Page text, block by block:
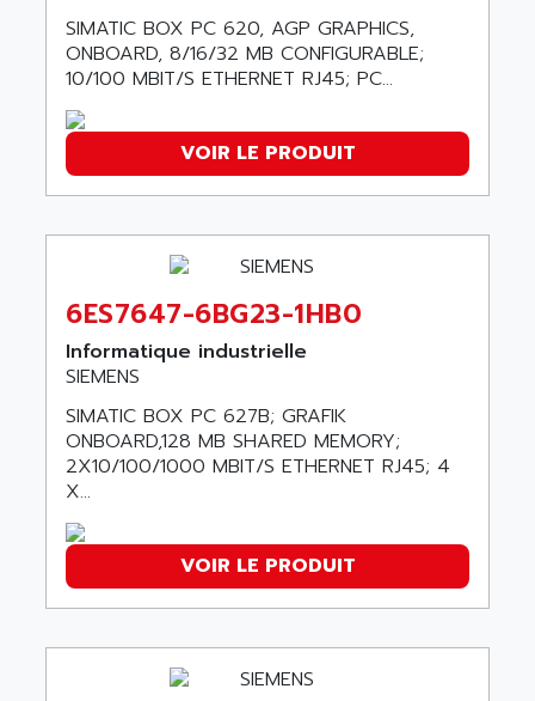
DGN
BULLETIN 160
VEA
VERSAMAX
POSMO
SIMATIC TI505
PMC 1000
ACS400
584S
COMBIVERT F4
SÉRIE 1000
AOR
APACER
APATOR
APC
APELCO-CAREL
APELEC
APEX
APOTEKA
APPA
APPARATEBAU HUNDSBACH
APPLE
APPLIED MATERIALS
APPLIED ROBOTICS
APRIL
APRIMATIC
SIMATIC BOX PC 620, AGP GRAPHICS,
ONBOARD, 8/16/32 MB CONFIGURABLE;
10/100 MBIT/S ETHERNET RJ45; PC...
VOIR LE PRODUIT
6ES7647-6BG23-1HB0
Informatique industrielle
SIEMENS
SIMATIC BOX PC 627B; GRAFIK
ONBOARD,128 MB SHARED MEMORY;
2X10/100/1000 MBIT/S ETHERNET RJ45; 4
X...
VOIR LE PRODUIT